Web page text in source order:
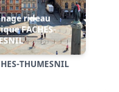
la page dédiée de